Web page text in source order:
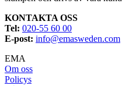
KONTAKTA OSS
Tel: 020-55 60 00
E-post: info@emasweden.com
EMA
Om oss
Policys